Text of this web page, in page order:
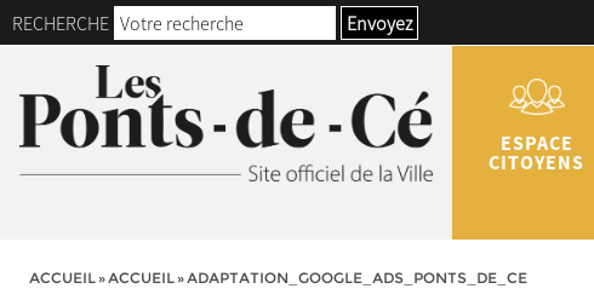
RECHERCHE Envoyez
ESPACE
CITOYENS
ACCUEIL»ACCUEIL»ADAPTATION_GOOGLE_ADS_PONTS_DE_CE